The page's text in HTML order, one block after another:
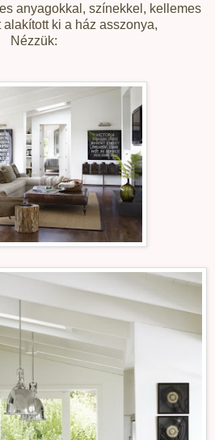
anyagokkal, színekkel, kellemes
alakított ki a ház asszonya,
Nézzük: